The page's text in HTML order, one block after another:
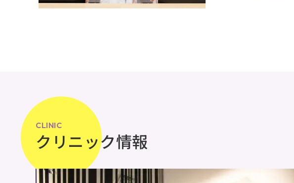
CLINIC
クリニック情報